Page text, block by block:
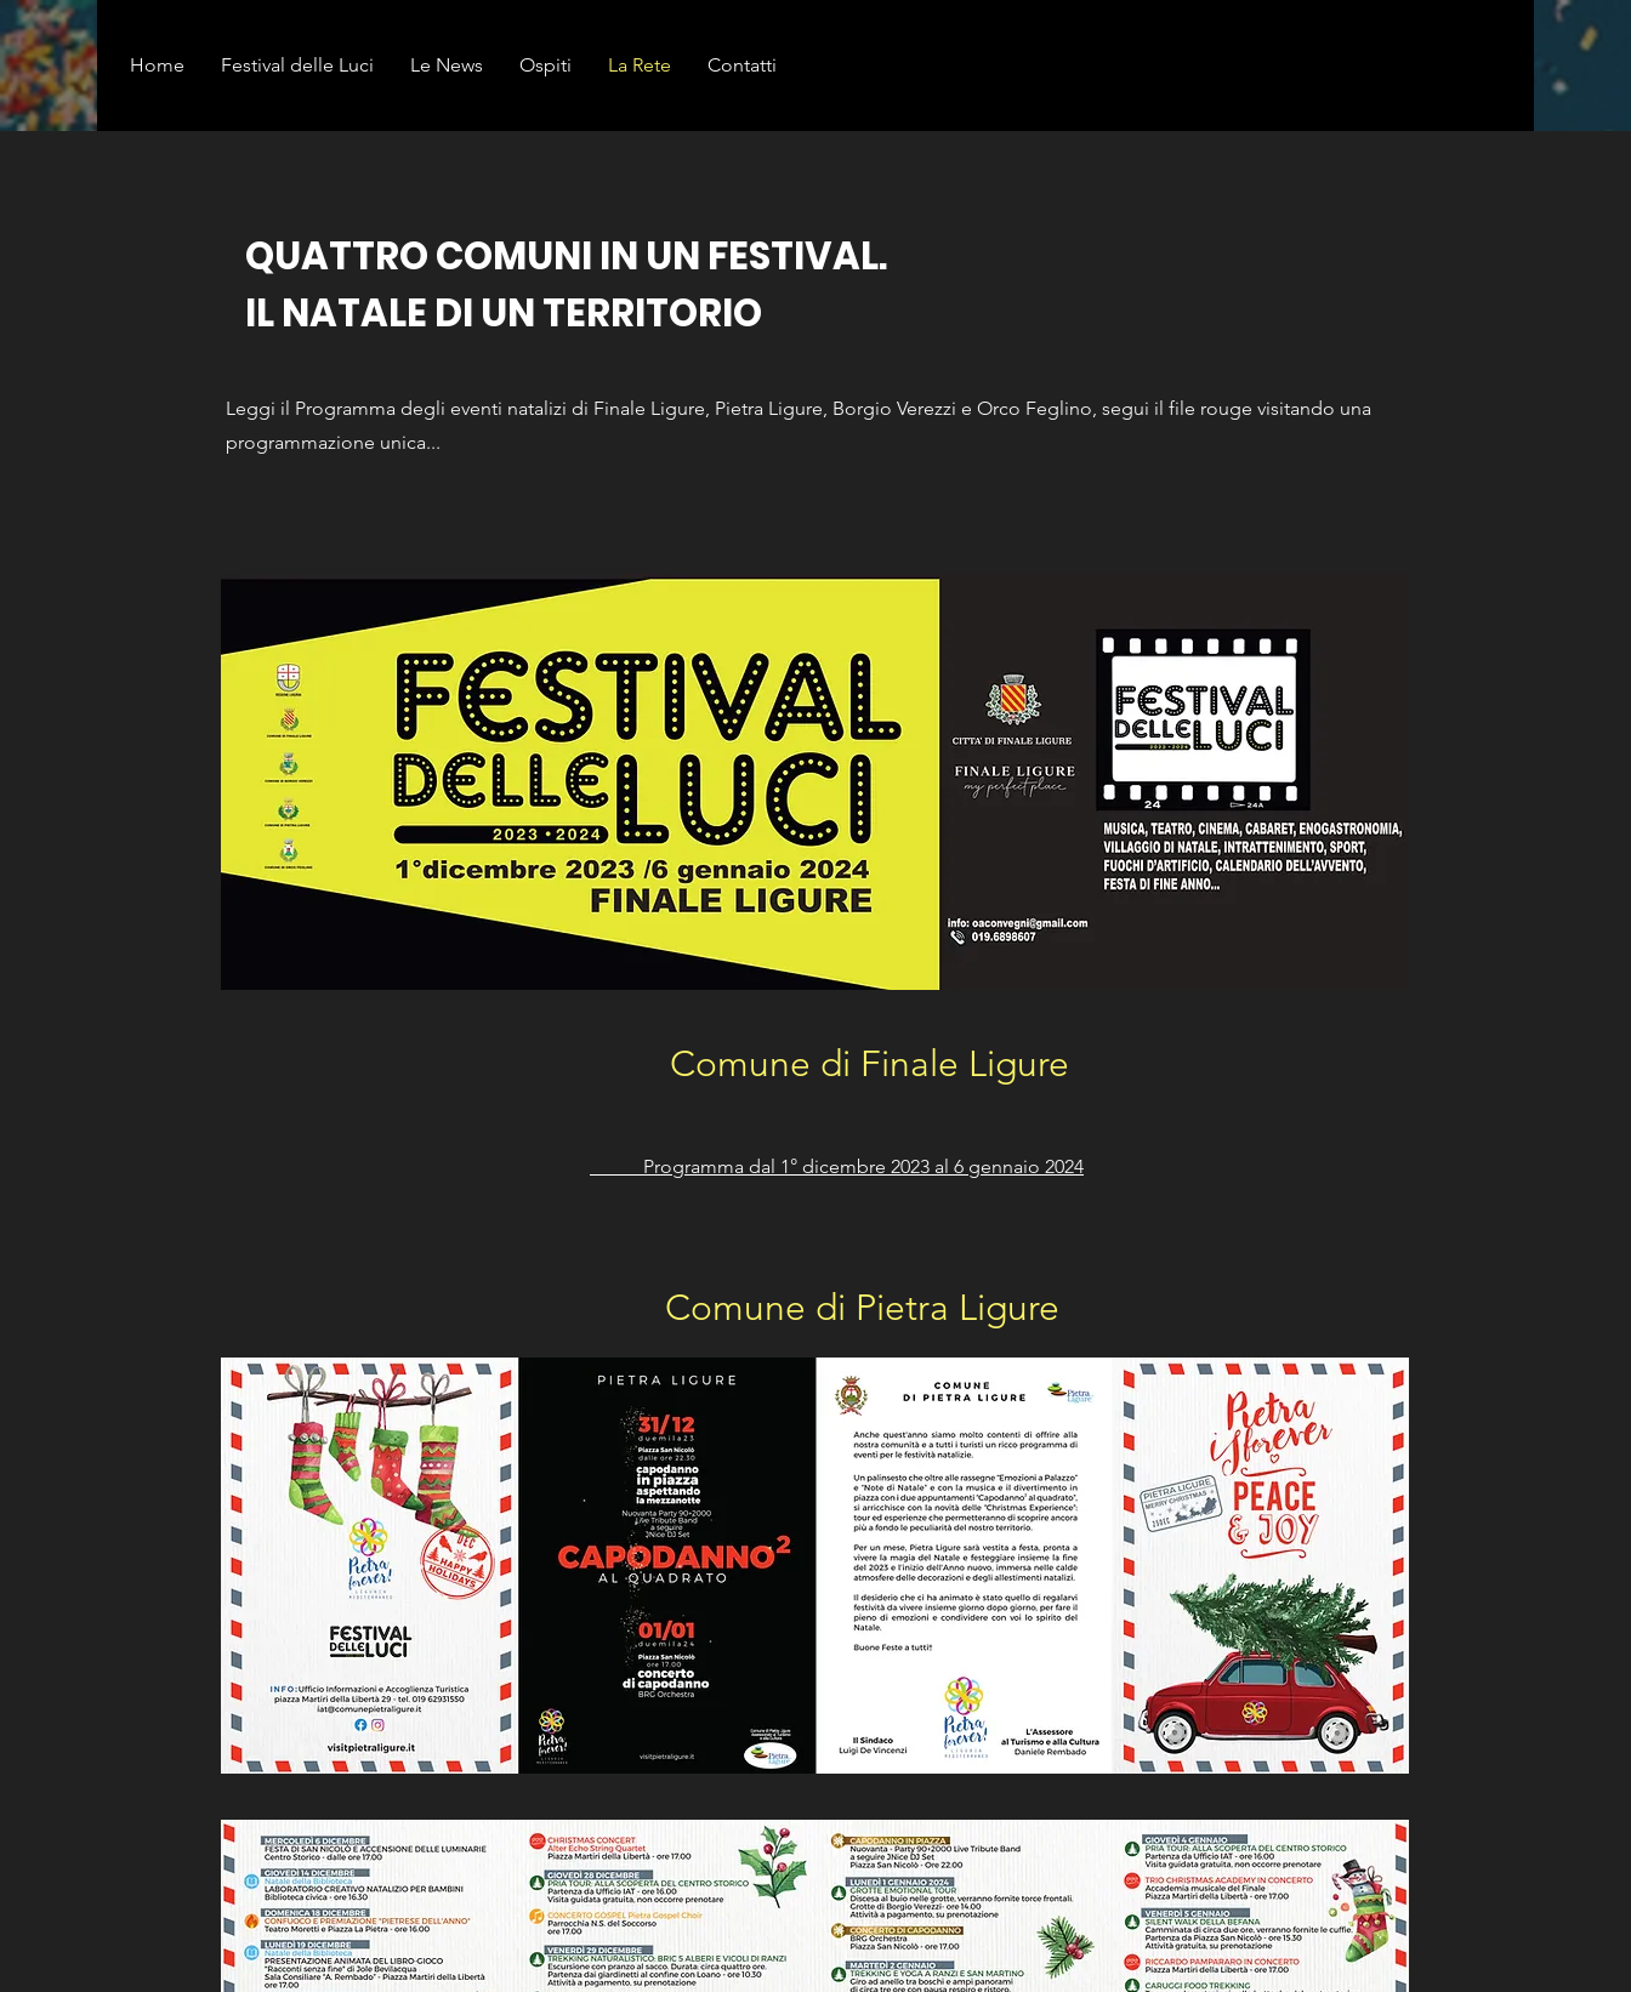
Home Festival delle Luci Le News Ospiti La Rete Contatti
QUATTRO COMUNI IN UN FESTIVAL.
IL NATALE DI UN TERRITORIO
Leggi il Programma degli eventi natalizi di Finale Ligure, Pietra Ligure, Borgio Verezzi e Orco Feglino, segui il file rouge visitando una
programmazione unica...
Comune di Finale Ligure
Programma dal 1° dicembre 2023 al 6 gennaio 2024
Comune di Pietra Ligure